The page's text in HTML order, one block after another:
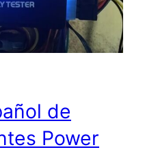
de
Power